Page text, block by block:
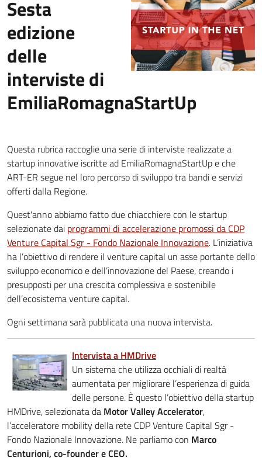
Sesta
edizione
delle
interviste di
EmiliaRomagnaStartUp
Questa rubrica raccoglie una serie di interviste realizzate a
startup innovative iscritte ad EmiliaRomagnaStartUp e che
ART-ER segue nel loro percorso di sviluppo tra bandi e servizi
offerti dalla Regione.
Quest'anno abbiamo fatto due chiacchiere con le startup
selezionate dai programmi di accelerazione promossi da CDP
Venture Capital Sgr - Fondo Nazionale Innovazione. L’iniziativa
ha l’obiettivo di rendere il venture capital un asse portante dello
sviluppo economico e dell’innovazione del Paese, creando i
presupposti per una crescita complessiva e sostenibile
dell’ecosistema venture capital.
Ogni settimana sarà pubblicata una nuova intervista.
Intervista a HMDrive
Un sistema che utilizza occhiali di realtà
aumentata per migliorare l’esperienza di guida
delle persone. È questo l’obiettivo della startup
HMDrive, selezionata da Motor Valley Accelerator,
l’acceleratore mobility della rete CDP Venture Capital Sgr -
Fondo Nazionale Innovazione. Ne parliamo con Marco
Centurioni, co-founder e CEO.